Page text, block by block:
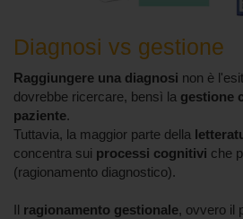
Diagnosi vs gestione
Raggiungere una diagnosi non è
dovrebbe ricercare, bensì la gestione
paziente.
Tuttavia, la maggior parte della
concentra sui processi cognitivi che
(ragionamento diagnostico).
ragionamento gestionale, ovvero il